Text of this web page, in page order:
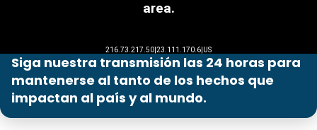
Siga nuestra transmisión las 24 horas para
mantenerse al tanto de los hechos que
impactan al país y al mundo.
Programas